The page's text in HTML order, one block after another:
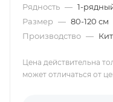
Рядность — 1-
Размер — 80-120 см
Производство —
Цена действительна
может отличаться от